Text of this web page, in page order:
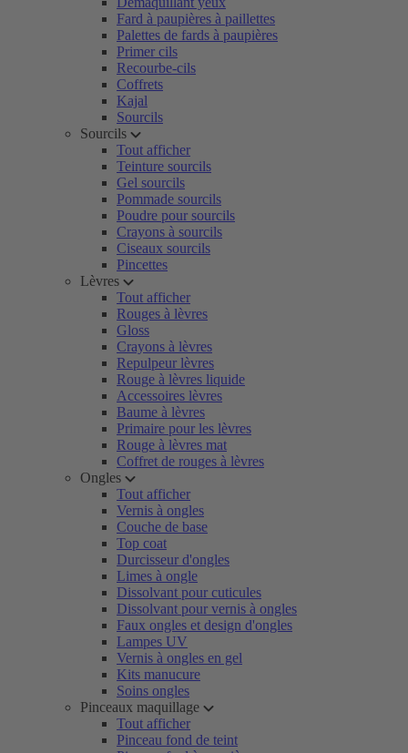
Fard à paupières à paillettes
Palettes de fards à paupières
Primer cils
Recourbe-cils
Coffrets
Kajal
Sourcils
Sourcils
Tout afficher
Teinture sourcils
Gel sourcils
Pommade sourcils
Poudre pour sourcils
Crayons à sourcils
Ciseaux sourcils
Pincettes
Lèvres
Tout afficher
Rouges à lèvres
Gloss
Crayons à lèvres
Repulpeur lèvres
Rouge à lèvres liquide
Accessoires lèvres
Baume à lèvres
Primaire pour les lèvres
Rouge à lèvres mat
Coffret de rouges à lèvres
Ongles
Tout afficher
Vernis à ongles
Couche de base
Top coat
Durcisseur d'ongles
Limes à ongle
Dissolvant pour cuticules
Dissolvant pour vernis à ongles
Faux ongles et design d'ongles
Lampes UV
Vernis à ongles en gel
Kits manucure
Soins ongles
Pinceaux maquillage
Tout afficher
Pinceau fond de teint